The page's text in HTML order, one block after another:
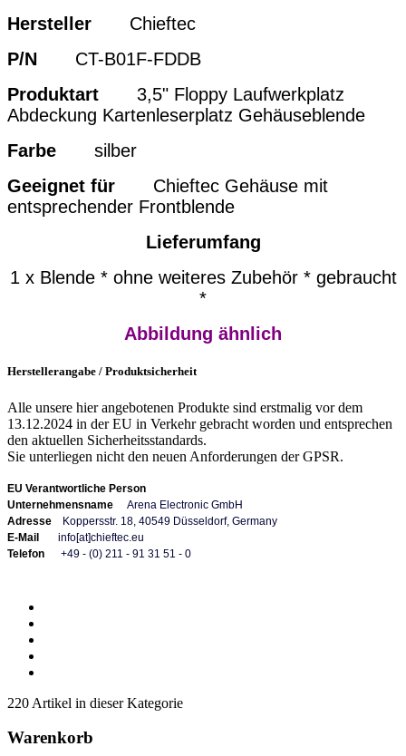
Hersteller Chieftec
P/N CT-B01F-FDDB
Produktart 3,5" Floppy Laufwerkplatz
Abdeckung Kartenleserplatz Gehäuseblende
Farbe silber
Geeignet für
Chieftec Gehäuse mit
entsprechender Frontblende
Lieferumfang
1 x Blende * ohne weiteres Zubehör * gebraucht
*
Abbildung ähnlich
Herstellerangabe / Produktsicherheit
Alle unsere hier angebotenen Produkte sind erstmalig vor dem
13.12.2024 in der EU in Verkehr gebracht worden und entsprechen
den aktuellen Sicherheitsstandards.
Sie unterliegen nicht den neuen Anforderungen der GPSR.
EU Verantwortliche Person
Unternehmensname
Arena Electronic GmbH
Adresse
Koppersstr. 18, 40549 Düsseldorf, Germany
E-Mail
info[at]chieftec.eu
Telefon
+49 - (0) 211 - 91 31 51 - 0
220 Artikel in dieser Kategorie
Warenkorb